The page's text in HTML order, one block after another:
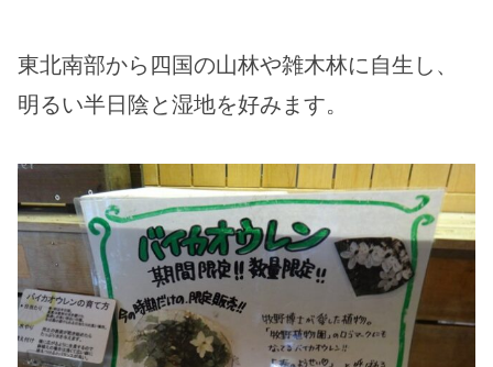
東北南部から四国の山林や雑木林に自生し、
明るい半日陰と湿地を好みます。